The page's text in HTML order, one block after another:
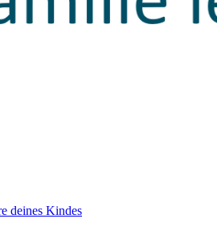
deines Kindes